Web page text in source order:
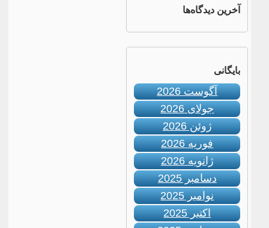
آخرین دیدگاه‌ها
بایگانی
آگوست 2026
جولای 2026
ژوئن 2026
فوریه 2026
ژانویه 2026
دسامبر 2025
نوامبر 2025
اکتبر 2025